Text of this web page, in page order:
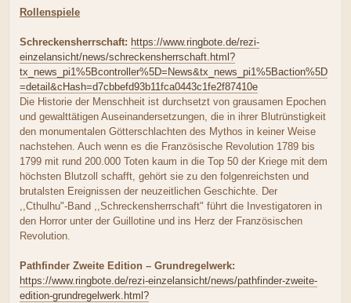
Rollenspiele
Schreckensherrschaft: https://www.ringbote.de/rezi-
einzelansicht/news/schreckensherrschaft.html?
tx_news_pi1%5Bcontroller%5D=News&tx_news_pi1%5Baction%5D
=detail&cHash=d7cbbefd93b11fca0443c1fe2f87410e
Die Historie der Menschheit ist durchsetzt von grausamen Epochen
und gewalttätigen Auseinandersetzungen, die in ihrer Blutrünstigkeit
den monumentalen Götterschlachten des Mythos in keiner Weise
nachstehen. Auch wenn es die Französische Revolution 1789 bis
1799 mit rund 200.000 Toten kaum in die Top 50 der Kriege mit dem
höchsten Blutzoll schafft, gehört sie zu den folgenreichsten und
brutalsten Ereignissen der neuzeitlichen Geschichte. Der
,,Cthulhu"-Band ,,Schreckensherrschaft" führt die Investigatoren in
den Horror unter der Guillotine und ins Herz der Französischen
Revolution.
Pathfinder Zweite Edition – Grundregelwerk:
https://www.ringbote.de/rezi-einzelansicht/news/pathfinder-zweite-
edition-grundregelwerk.html?